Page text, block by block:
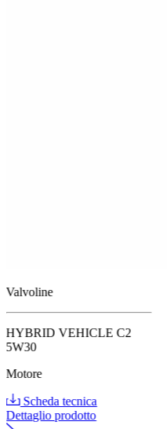
Valvoline
HYBRID VEHICLE C2
5W30
Motore
Scheda tecnica
Dettaglio prodotto